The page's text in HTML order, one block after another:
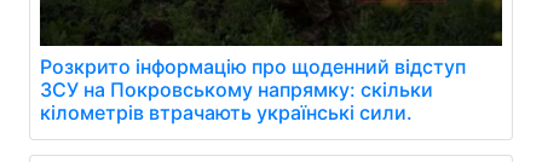
Розкрито інформацію про щоденний відступ
ЗСУ на Покровському напрямку: скільки
кілометрів втрачають українські сили.